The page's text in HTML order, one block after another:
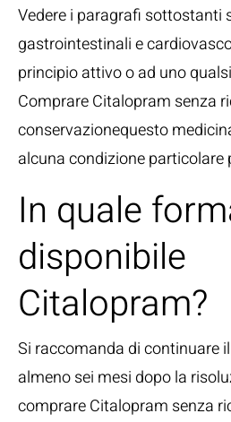
Vedere i paragrafi sottostanti
gastrointestinali e
principio attivo o ad uno
Comprare Citalopram senza
conservazionequesto
alcuna condizione particolare
In quale
disponibile
Citalopram?
Si raccomanda di continuare
almeno sei mesi dopo la
comprare Citalopram senza